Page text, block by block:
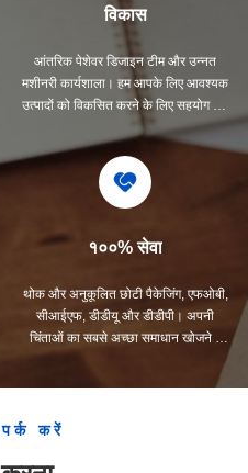
विकास
आंतरिक पेशेवर डिजाइन टीम और उन्नत
मशीनरी कार्यशाला। हम आपके लिए आवश्यक
उत्पादों को विकसित करने के लिए सहयोग कर
सकते हैं।
१००% सेवा
थोक और अनुकूलित छोटी पैकेजिंग, एफओबी,
सीआईएफ, डीडीयू और डीडीपी। अपनी
चिंताओं का सबसे अच्छा समाधान खोजने में
करें